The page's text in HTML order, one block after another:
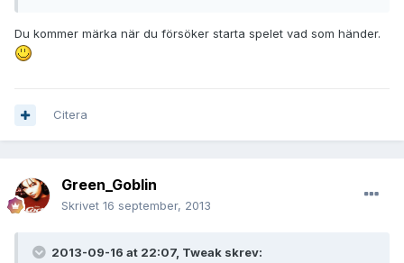
Du kommer märka när du försöker starta spelet vad som händer.
Citera
Green_Goblin
Skrivet 16 september, 2013
2013-09-16 at 22:07, Tweak skrev: